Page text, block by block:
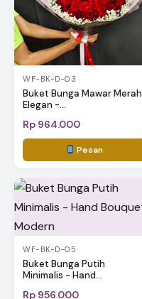
WF-BK-D-03
Buket Bunga Mawar Merah
Elegan -...
Rp 964.000
Pesan
WF-BK-D-05
Buket Bunga Putih
Minimalis - Hand...
Rp 956.000